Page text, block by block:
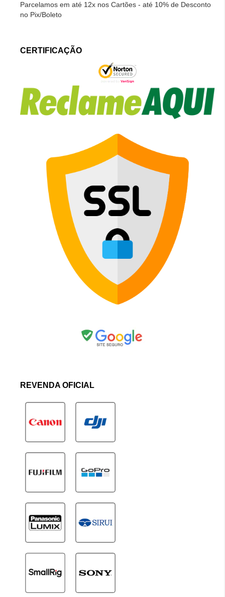
Parcelamos em até 12x nos Cartões - até 10% de Desconto
no Pix/Boleto
CERTIFICAÇÃO
REVENDA OFICIAL